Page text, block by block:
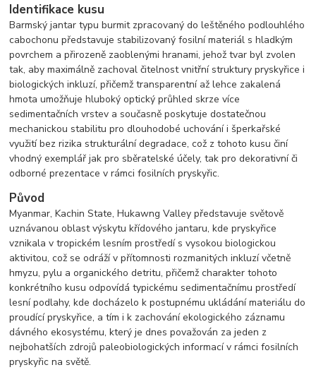
Identifikace kusu
Barmský jantar typu burmit zpracovaný do leštěného podlouhlého
cabochonu představuje stabilizovaný fosilní materiál s hladkým
povrchem a přirozeně zaoblenými hranami, jehož tvar byl zvolen
tak, aby maximálně zachoval čitelnost vnitřní struktury pryskyřice i
biologických inkluzí, přičemž transparentní až lehce zakalená
hmota umožňuje hluboký optický průhled skrze více
sedimentačních vrstev a současně poskytuje dostatečnou
mechanickou stabilitu pro dlouhodobé uchování i šperkařské
využití bez rizika strukturální degradace, což z tohoto kusu činí
vhodný exemplář jak pro sběratelské účely, tak pro dekorativní či
odborné prezentace v rámci fosilních pryskyřic.
Původ
Myanmar, Kachin State, Hukawng Valley představuje světově
uznávanou oblast výskytu křídového jantaru, kde pryskyřice
vznikala v tropickém lesním prostředí s vysokou biologickou
aktivitou, což se odráží v přítomnosti rozmanitých inkluzí včetně
hmyzu, pylu a organického detritu, přičemž charakter tohoto
konkrétního kusu odpovídá typickému sedimentačnímu prostředí
lesní podlahy, kde docházelo k postupnému ukládání materiálu do
proudící pryskyřice, a tím i k zachování ekologického záznamu
dávného ekosystému, který je dnes považován za jeden z
nejbohatších zdrojů paleobiologických informací v rámci fosilních
pryskyřic na světě.